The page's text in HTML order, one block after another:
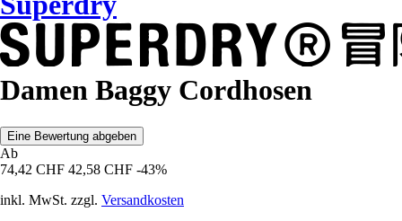
Damen Baggy Cordhosen
Eine Bewertung abgeben
Ab
74,42 CHF 42,58 CHF -43%
inkl. MwSt. zzgl. Versandkosten